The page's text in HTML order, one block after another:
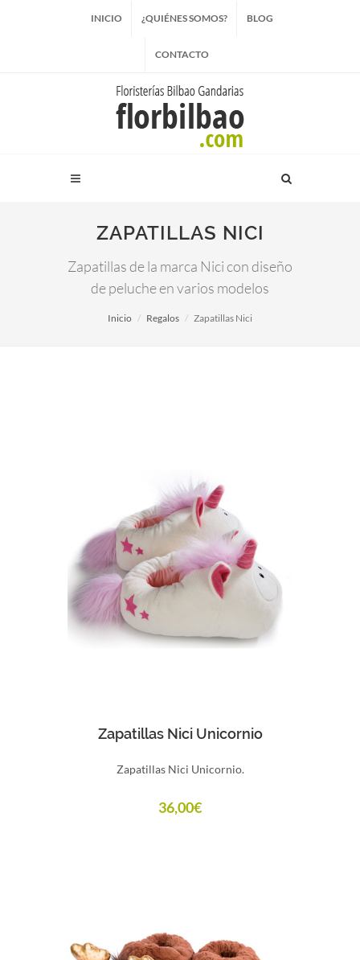
INICIO ¿QUIÉNES SOMOS? BLOG
CONTACTO
ZAPATILLAS NICI
Zapatillas de la marca Nici con diseño
de peluche en varios modelos
Inicio Regalos Zapatillas Nici
Comprar
Zapatillas Nici Unicornio
Zapatillas Nici Unicornio.
36,00€